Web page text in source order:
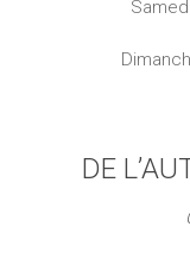
DE